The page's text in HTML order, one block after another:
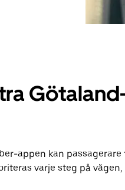
appen kan
varje steg på